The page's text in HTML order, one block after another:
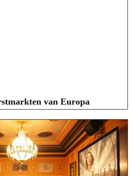
van Europa